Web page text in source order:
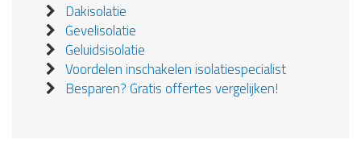
Dakisolatie
Gevelisolatie
Geluidsisolatie
Voordelen inschakelen isolatiespecialist
Besparen? Gratis offertes vergelijken!